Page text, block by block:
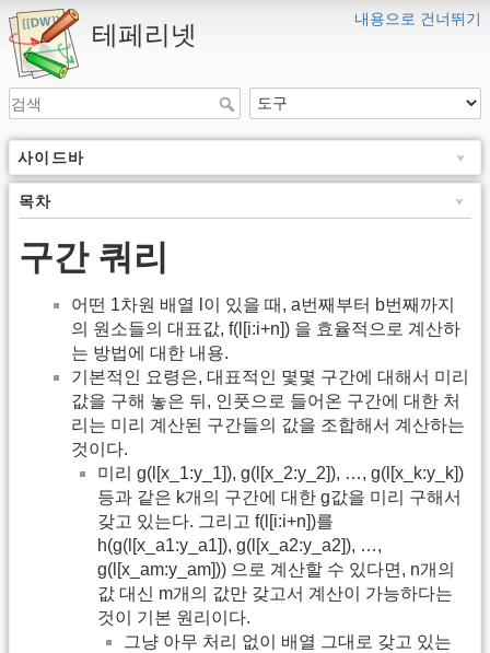
내용으로 건너뛰기
테페리넷
사이드바
목차
구간 쿼리
어떤 1차원 배열 l이 있을 때, a번째부터 b번째까지
의 원소들의 대표값, f(l[i:i+n]) 을 효율적으로 계산하
는 방법에 대한 내용.
기본적인 요령은, 대표적인 몇몇 구간에 대해서 미리
값을 구해 놓은 뒤, 인풋으로 들어온 구간에 대한 처
리는 미리 계산된 구간들의 값을 조합해서 계산하는
것이다.
미리 g(l[x_1:y_1]), g(l[x_2:y_2]), …, g(l[x_k:y_k])
등과 같은 k개의 구간에 대한 g값을 미리 구해서
갖고 있는다. 그리고 f(l[i:i+n])를
h(g(l[x_a1:y_a1]), g(l[x_a2:y_a2]), …,
g(l[x_am:y_am])) 으로 계산할 수 있다면, n개의
값 대신 m개의 값만 갖고서 계산이 가능하다는
것이 기본 원리이다.
그냥 아무 처리 없이 배열 그대로 갖고 있는